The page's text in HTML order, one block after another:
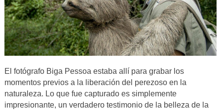
El fotógrafo Biga Pessoa estaba allí para grabar los
momentos previos a la liberación del perezoso en la
naturaleza. Lo que fue capturado es simplemente
impresionante, un verdadero testimonio de la belleza de la